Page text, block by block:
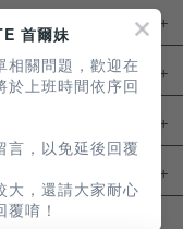
首爾妹
相關問題，歡迎在
於上班時間依序回
言，以免延後回覆
大，還請大家耐心
唷！